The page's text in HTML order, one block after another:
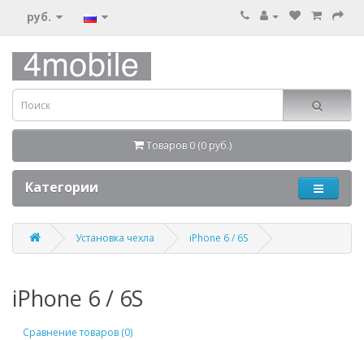
руб.
Товаров 0 (0 руб.)
Категории
Установка чехла iPhone 6 / 6S
iPhone 6 / 6S
Сравнение товаров (0)